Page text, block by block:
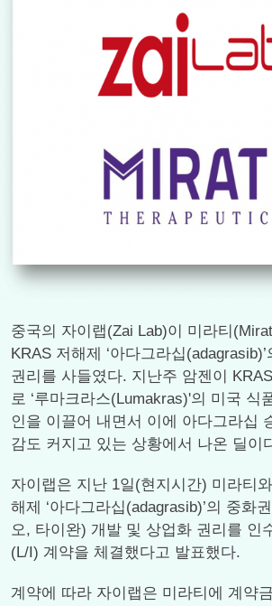
중국의 자이랩(Zai Lab)이 미라티
KRAS 저해제 ‘아다그라십
권리를 사들였다. 지난주 암젠이
로 ‘루마크라스(Lumakras)'의 미국 식
인을 이끌어 내면서 이에 아다그라십
감도 커지고 있는 상황에서 나온 딜이
자이랩은 지난 1일(현지시간) 미라티
해제 ‘아다그라십(adagrasib)’의 중화
오, 타이완) 개발 및 상업화 권리를 인
(L/I) 계약을 체결했다고 발표했다.
계약에 따라 자이랩은 미라티에 계약